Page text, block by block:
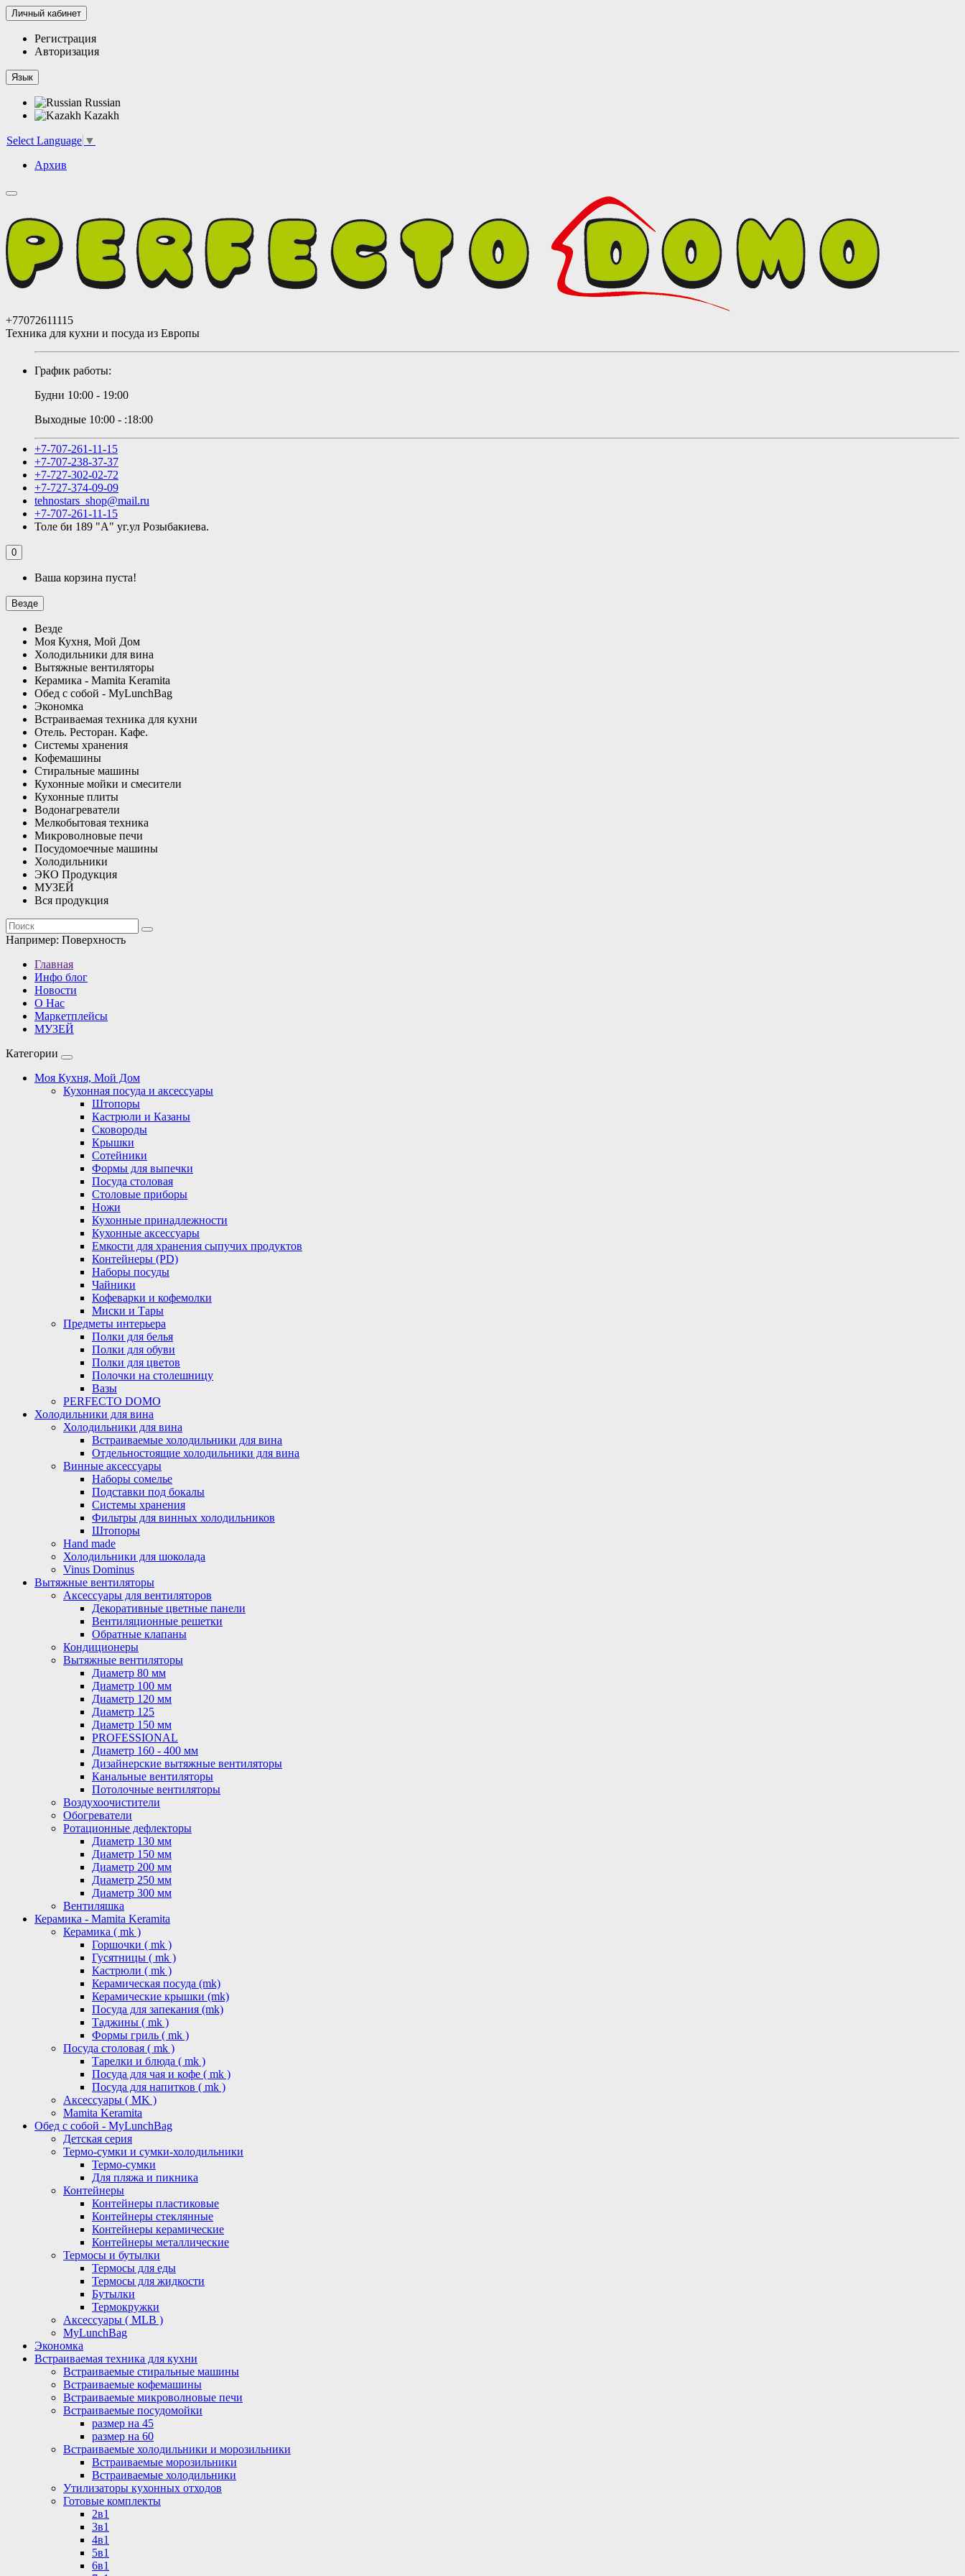
Личный кабинет
Регистрация
Авторизация
Язык
Russian
Kazakh
Select Language ▼
Архив
+77072611115
Техника для кухни и посуда из Европы
График работы:
Будни 10:00 - 19:00
Выходные 10:00 - :18:00
+7-707-261-11-15
+7-707-238-37-37
+7-727-302-02-72
+7-727-374-09-09
tehnostars_shop@mail.ru
+7-707-261-11-15
Толе би 189 "А" уг.ул Розыбакиева.
0
Ваша корзина пуста!
Везде
Везде
Моя Кухня, Мой Дом
Холодильники для вина
Вытяжные вентиляторы
Керамика - Mamita Keramita
Обед с собой - MyLunchBag
Экономка
Встраиваемая техника для кухни
Отель. Ресторан. Кафе.
Системы хранения
Кофемашины
Стиральные машины
Кухонные мойки и смесители
Кухонные плиты
Водонагреватели
Мелкобытовая техника
Микроволновые печи
Посудомоечные машины
Холодильники
ЭКО Продукция
МУЗЕЙ
Вся продукция
Например: Поверхность
Главная
Инфо блог
Новости
О Нас
Маркетплейсы
МУЗЕЙ
Категории
Моя Кухня, Мой Дом
Кухонная посуда и аксессуары
Штопоры
Кастрюли и Казаны
Сковороды
Крышки
Сотейники
Формы для выпечки
Посуда столовая
Столовые приборы
Ножи
Кухонные принадлежности
Кухонные аксессуары
Емкости для хранения сыпучих продуктов
Контейнеры (PD)
Наборы посуды
Чайники
Кофеварки и кофемолки
Миски и Тары
Предметы интерьера
Полки для белья
Полки для обуви
Полки для цветов
Полочки на столешницу
Вазы
PERFECTO DOMO
Холодильники для вина
Холодильники для вина
Встраиваемые холодильники для вина
Отдельностоящие холодильники для вина
Винные аксессуары
Наборы сомелье
Подставки под бокалы
Системы хранения
Фильтры для винных холодильников
Штопоры
Hand made
Холодильники для шоколада
Vinus Dominus
Вытяжные вентиляторы
Аксессуары для вентиляторов
Декоративные цветные панели
Вентиляционные решетки
Обратные клапаны
Кондиционеры
Вытяжные вентиляторы
Диаметр 80 мм
Диаметр 100 мм
Диаметр 120 мм
Диаметр 125
Диаметр 150 мм
PROFESSIONAL
Диаметр 160 - 400 мм
Дизайнерские вытяжные вентиляторы
Канальные вентиляторы
Потолочные вентиляторы
Воздухоочистители
Обогреватели
Ротационные дефлекторы
Диаметр 130 мм
Диаметр 150 мм
Диаметр 200 мм
Диаметр 250 мм
Диаметр 300 мм
Вентиляшка
Керамика - Mamita Keramita
Керамика ( mk )
Горшочки ( mk )
Гусятницы ( mk )
Кастрюли ( mk )
Керамическая посуда (mk)
Керамические крышки (mk)
Посуда для запекания (mk)
Таджины ( mk )
Формы гриль ( mk )
Посуда столовая ( mk )
Тарелки и блюда ( mk )
Посуда для чая и кофе ( mk )
Посуда для напитков ( mk )
Аксессуары ( MK )
Mamita Keramita
Обед с собой - MyLunchBag
Детская серия
Термо-сумки и сумки-холодильники
Термо-сумки
Для пляжа и пикника
Контейнеры
Контейнеры пластиковые
Контейнеры стеклянные
Контейнеры керамические
Контейнеры металлические
Термосы и бутылки
Термосы для еды
Термосы для жидкости
Бутылки
Термокружки
Аксессуары ( MLB )
MyLunchBag
Экономка
Встраиваемая техника для кухни
Встраиваемые стиральные машины
Встраиваемые кофемашины
Встраиваемые микроволновые печи
Встраиваемые посудомойки
размер на 45
размер на 60
Встраиваемые холодильники и морозильники
Встраиваемые морозильники
Встраиваемые холодильники
Утилизаторы кухонных отходов
Готовые комплекты
2в1
3в1
4в1
5в1
6в1